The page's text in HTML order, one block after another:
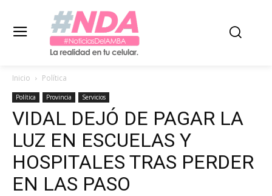
Inicio Política
Política Provincia Servicios
VIDAL DEJÓ DE PAGAR LA
LUZ EN ESCUELAS Y
HOSPITALES TRAS PERDER
EN LAS PASO